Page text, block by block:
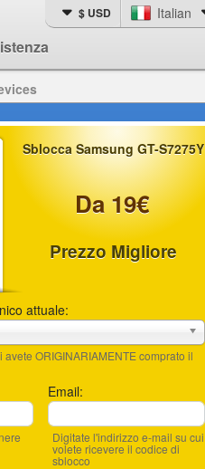
$ USD Italian
Sblocca Samsung GT-S7275Y
Da 19€
Prezzo Migliore
attuale:
ORIGINARIAMENTE comprato il
Email:
Digitate l'indirizzo e-mail su cui
volete ricevere il codice di
sblocco